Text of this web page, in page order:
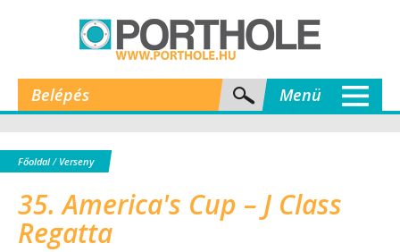
Belépés Menü
Főoldal/ Verseny
35. America's Cup – J Class
Regatta